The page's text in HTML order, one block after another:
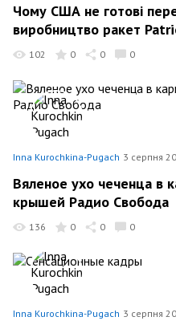
Чому США не готові
виробництво ракет
102 0 0 0
Inna Kurochkina-Pugach 3 серпня
Вяленое ухо чеченца в
крышей Радио Свобода
136 0 0 0
Inna Kurochkina-Pugach 3 серпня